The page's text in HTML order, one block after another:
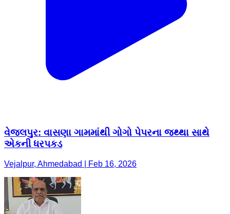
વેજલપુર: વાસણા ગામમાંથી ગોગો પેપરના જથ્થા સાથે
એકની ધરપકડ
Vejalpur, Ahmedabad | Feb 16, 2026